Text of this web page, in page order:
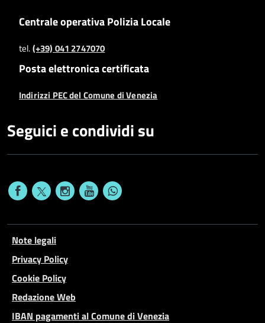
Centrale operativa Polizia Locale
tel.(+39) 041 2747070
Posta elettronica certificata
Indirizzi PEC del Comune di Venezia
Seguici e condividi su
Note legali
Privacy Policy
Cookie Policy
Redazione Web
IBAN pagamenti al Comune di Venezia